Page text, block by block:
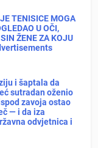
TENISICE MOGA
U OČI,
ŽENE ZA KOJU
i šaptala da
sutradan oženio
zavoja ostao
— i da iza
odvjetnica i